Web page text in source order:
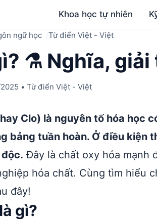
Khoa học tự nhiên
ngữ học Từ điển Việt - Việt
⚗️ Nghĩa,
• Từ điển Việt - Việt
Clo) là nguyên tố hóa học
bảng tuần hoàn. Ở điều kiện
Đây là chất oxy hóa mạnh
hóa chất. Cùng tìm hiểu
đây!
gì?